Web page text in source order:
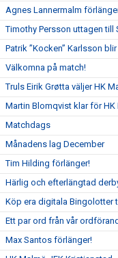
Agnes Lannermalm
Timothy Persson uttagen
Patrik ”Kocken” Karlsson
Välkomna på match!
Truls Eirik Grøtta väljer HK
Martin Blomqvist klar för HK
Matchdags
Månadens lag December
Tim Hilding förlänger!
Härlig och efterlängtad
Köp era digitala Bingolotter
Ett par ord från vår
Max Santos förlänger!